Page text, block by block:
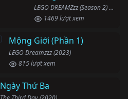
LEGO DREAMZzz (Season 2) (2024)
1469 lượt xem
Mộng Giới (Phần 1)
LEGO Dreamzzz (2023)
815 lượt xem
Ngày Thứ Ba